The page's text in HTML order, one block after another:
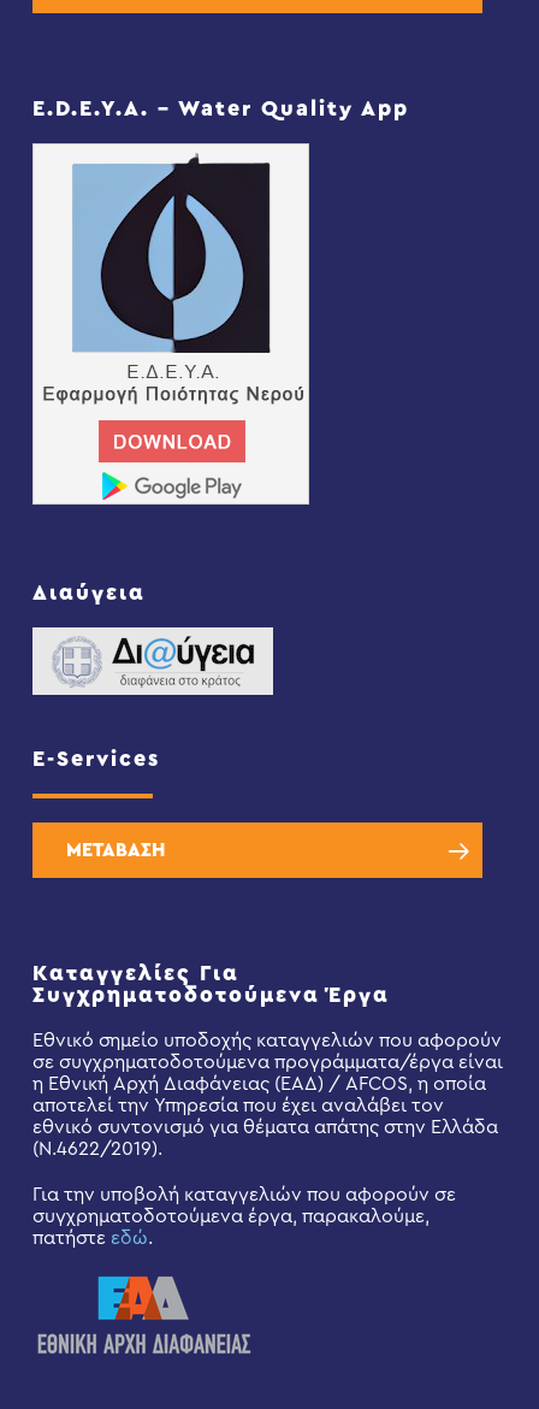
E.D.E.Y.A. – Water Quality App
Διαύγεια
E-Services
ΜΕΤΑΒΑΣΗ
Καταγγελίες Για
Συγχρηματοδοτούμενα Έργα
Εθνικό σημείο υποδοχής καταγγελιών που αφορούν
σε συγχρηματοδοτούμενα προγράμματα/έργα είναι
η Εθνική Αρχή Διαφάνειας (ΕΑΔ) / AFCOS, η οποία
αποτελεί την Υπηρεσία που έχει αναλάβει τον
εθνικό συντονισμό για θέματα απάτης στην Ελλάδα
(Ν.4622/2019).
Για την υποβολή καταγγελιών που αφορούν σε
συγχρηματοδοτούμενα έργα, παρακαλούμε,
πατήστε εδώ.